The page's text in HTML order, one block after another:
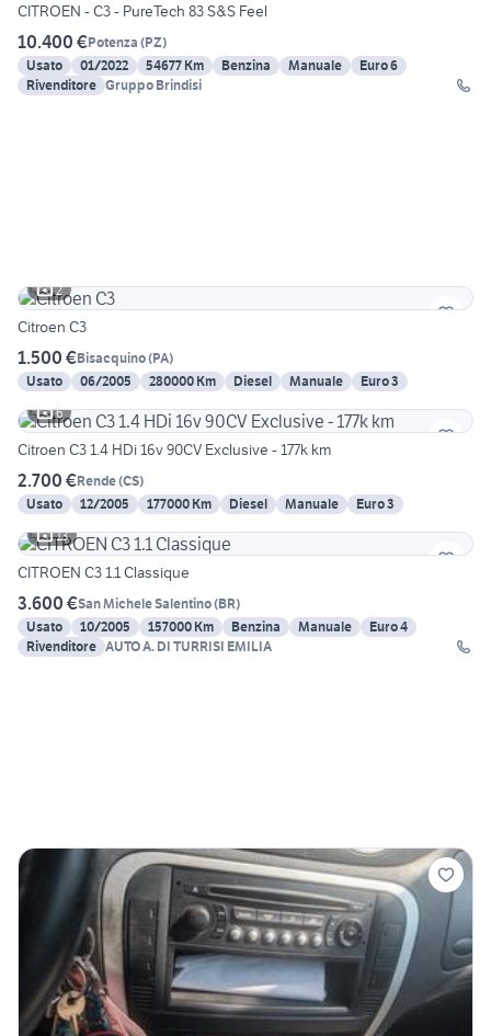
CITROEN - C3 - PureTech 83 S&S Feel
10.400 €Potenza (PZ)
Usato
01/2022 54677 Km Benzina Manuale
Euro 6
Rivenditore Gruppo Brindisi
2
Citroen C3
1.500 €Bisacquino(PA)
Usato
06/2005 280000 Km Diesel Manuale
Euro 3
6
Citroen C3 1.4 HDi 16v 90CV Exclusive - 177k km
2.700 €Rende(CS)
Usato
12/2005 177000 Km Diesel Manuale
Euro 3
13
CITROEN C3 1.1 Classique
3.600 €San Michele Salentino(BR)
Usato
10/2005 157000 Km Benzina Manuale
Euro 4
Rivenditore AUTO A. DI TURRISI EMILIA